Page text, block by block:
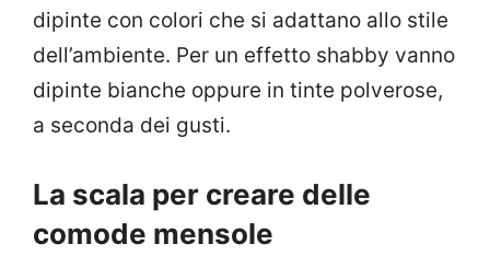
dipinte con colori che si adattano allo stile
dell’ambiente. Per un effetto shabby vanno
dipinte bianche oppure in tinte polverose,
a seconda dei gusti.
La scala per creare delle
comode mensole